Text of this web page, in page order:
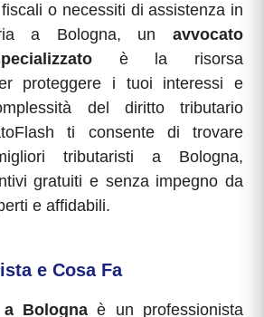
o necessiti di assistenza in
a Bologna, un avvocato
è la risorsa
proteggere i tuoi interessi e
del diritto tributario
ti consente di trovare
tributaristi a Bologna,
gratuiti e senza impegno da
e affidabili.
e Cosa Fa
Bologna è un professionista